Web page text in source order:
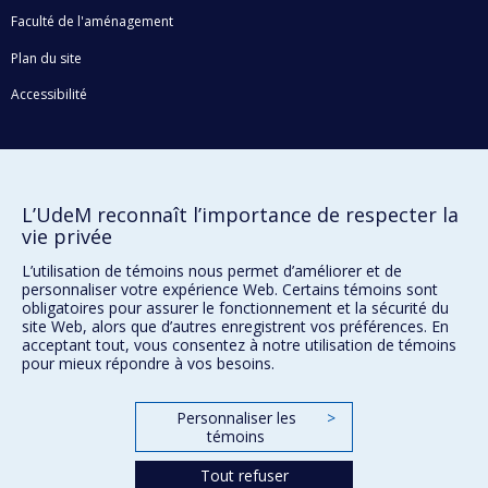
Faculté de l'aménagement
Plan du site
Accessibilité
Paramètres des témoins
L’UdeM reconnaît l’importance de respecter la
vie privée
L’utilisation de témoins nous permet d’améliorer et de
personnaliser votre expérience Web. Certains témoins sont
obligatoires pour assurer le fonctionnement et la sécurité du
site Web, alors que d’autres enregistrent vos préférences. En
acceptant tout, vous consentez à notre utilisation de témoins
pour mieux répondre à vos besoins.
Personnaliser les
témoins
>
Tout refuser